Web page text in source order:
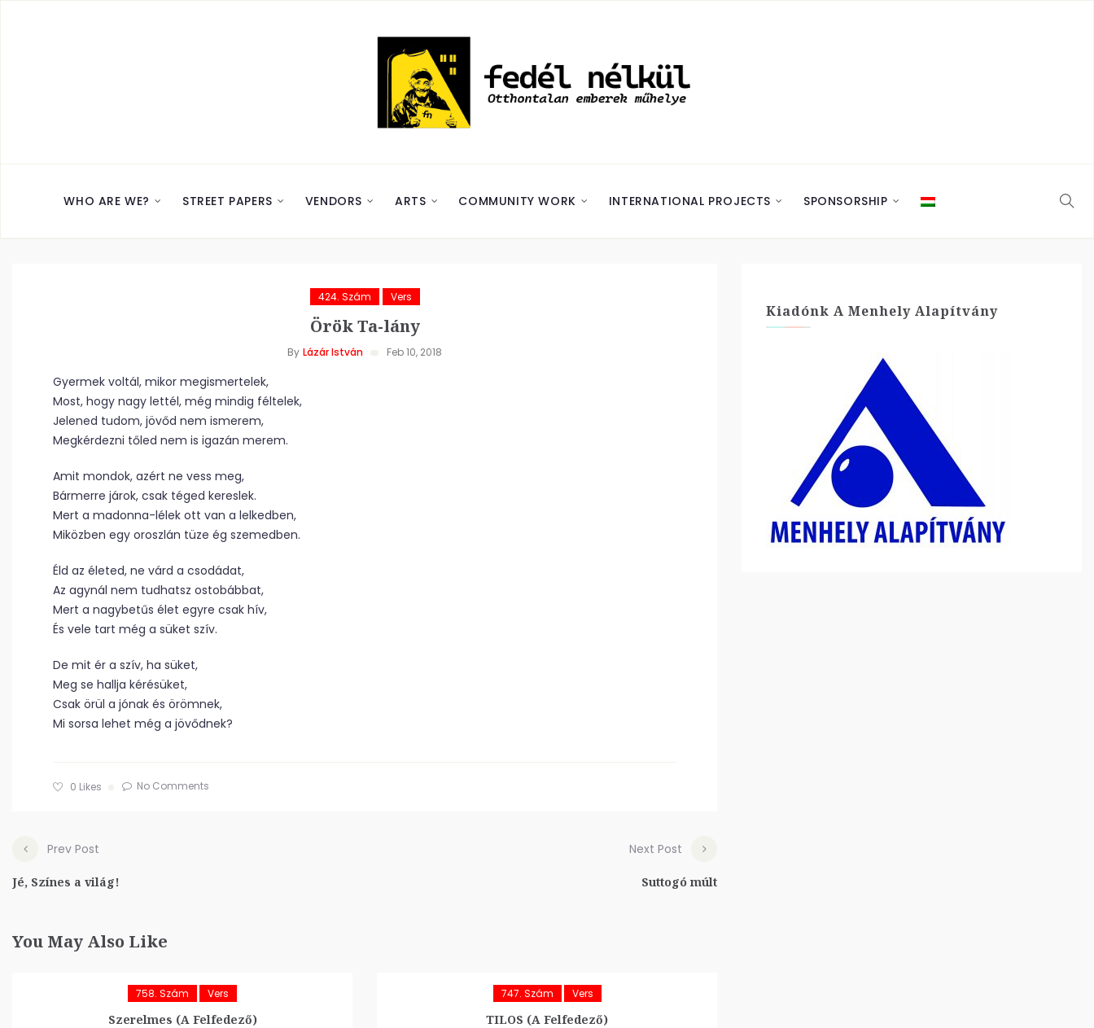
WHO ARE WE? STREET PAPERS VENDORS ARTS COMMUNITY WORK INTERNATIONAL PROJECTS SPONSORSHIP
424. Szám Vers
Örök Ta-lány
By Lázár István Feb 10, 2018
Gyermek voltál, mikor megismertelek,
Most, hogy nagy lettél, még mindig féltelek,
Jelened tudom, jövőd nem ismerem,
Megkérdezni tőled nem is igazán merem.
Amit mondok, azért ne vess meg,
Bármerre járok, csak téged kereslek.
Mert a madonna-lélek ott van a lelkedben,
Miközben egy oroszlán tüze ég szemedben.
Éld az életed, ne várd a csodádat,
Az agynál nem tudhatsz ostobábbat,
Mert a nagybetűs élet egyre csak hív,
És vele tart még a süket szív.
De mit ér a szív, ha süket,
Meg se hallja kérésüket,
Csak örül a jónak és örömnek,
Mi sorsa lehet még a jövődnek?
0 Likes No Comments
Prev Post
Jé, Színes a világ!
Next Post
Suttogó múlt
You May Also Like
758. Szám Vers
Szerelmes (A Felfedező)
747. Szám Vers
TILOS (A Felfedező)
Kiadónk A Menhely Alapítvány